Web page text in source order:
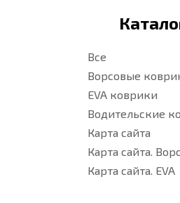
Все
Ворсовые
EVA коврики
Водительские
Карта сайта
Карта сайта. Ворс
Карта сайта. EVA